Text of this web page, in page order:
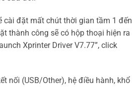
cài đặt mất chút thời gian tầm 1 đến
thành công sẽ có hộp thoại hiện ra
Xprinter Driver V7.77”, click
nối (USB/Other), hệ điều hành, khổ